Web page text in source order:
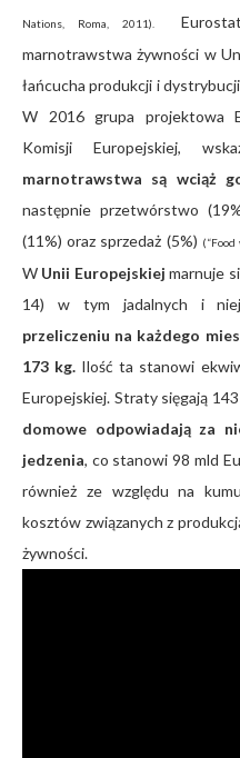
Nations, Roma, 2011).
marnotrawstwa żywności w
łańcucha produkcji i
W 2016 grupa projektowa
Komisji Europejskiej,
marnotrawstwa są wciąż
następnie przetwórstwo
(11%) oraz sprzedaż (5%)
W Unii Europejskiej marnuje
14) w tym jadalnych i
przeliczeniu na każdego
173 kg. Ilość ta stanowi
Europejskiej. Straty sięgają
domowe odpowiadają za
jedzenia, co stanowi 98 mld
również ze względu na
kosztów związanych z
żywności.